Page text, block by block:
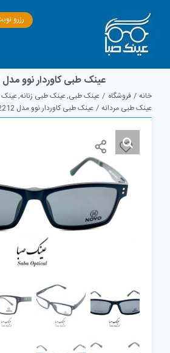
content
رزرو
عینک طبی کاوردار نوو مدل N22212
خانه فروشگاه عینک طبی عینک طبی زنانه عینک
عینک طبی مردانه
عینک طبی کاوردار نوو مدل N22212